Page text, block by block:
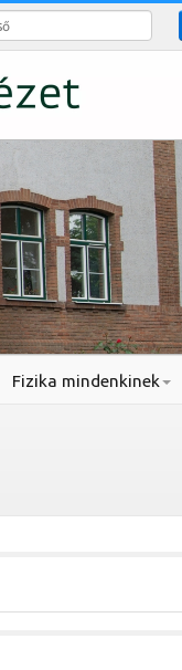
Fizika mindenkinek